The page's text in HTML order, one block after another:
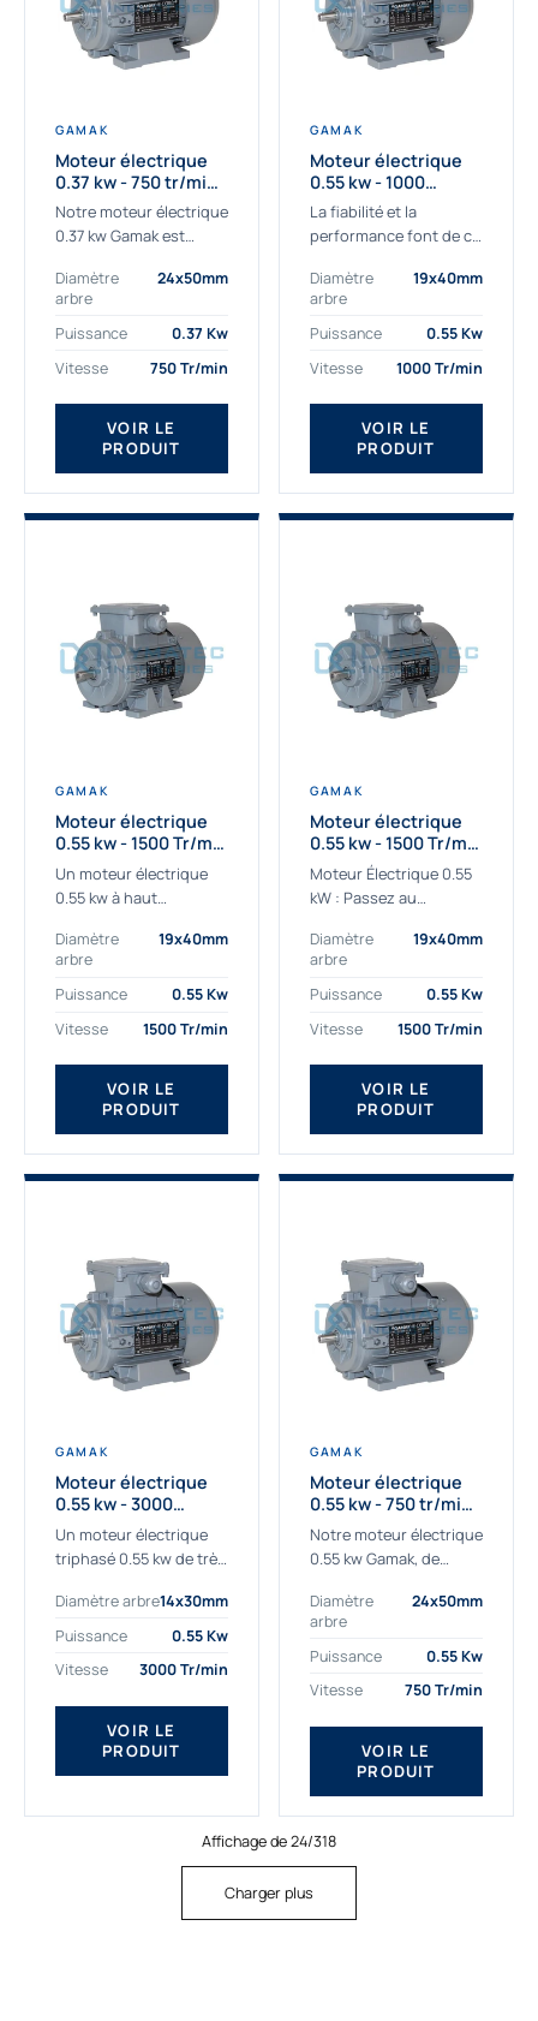
GAMAK
Moteur électrique
0.37 kw - 750 tr/min -
230/400V - IE3
Notre moteur électrique
0.37 kw Gamak est
aux applications
sévères. Nous
déterminons,
fournissons
des moteurs
asynchrones depuis de
nombreuses années....
Diamètre
arbre
24x50mm
Puissance
0.37 Kw
Vitesse
750 Tr/min
VOIR LE
PRODUIT
GAMAK
Moteur électrique
0.55 kw - 1000
Tr/min - 230/400V -
IE2
La fiabilité et la
performance font de ce
0.55kw un
indispensable de votre
production. Ce moteur
être alimenté...
Diamètre
arbre
19x40mm
Puissance
0.55 Kw
Vitesse
1000 Tr/min
VOIR LE
PRODUIT
GAMAK
Moteur électrique
0.55 kw - 1500 Tr/min
- 230/400V - IE2
Un moteur électrique
0.55 kw à haut
applications les plus
exigeantes.
Notre moteur électrique
0.55 kw de référence
AGM2EL 80 M 4a...
Diamètre
arbre
19x40mm
Puissance
0.55 Kw
Vitesse
1500 Tr/min
VOIR LE
PRODUIT
GAMAK
Moteur électrique
0.55 kw - 1500 Tr/min
- 230/400V -
Rendement IE4
Moteur Électrique 0.55
kW : Passez au
Découvrez notre
moteur électrique 0.55
kW de nouvelle
génération, conçu pour
les...
Diamètre
arbre
19x40mm
Puissance
0.55 Kw
Vitesse
1500 Tr/min
VOIR LE
PRODUIT
GAMAK
Moteur électrique
0.55 kw - 3000
Tr/min - 230/400V -
IE2
Un moteur électrique
triphasé 0.55 kw de très
vos applications les
plus exigeantes.
triphasé 0.55
kw Gamak...
Diamètre arbre14x30mm
Puissance
0.55 Kw
Vitesse
3000 Tr/min
VOIR LE
PRODUIT
GAMAK
Moteur électrique
0.55 kw - 750 tr/min -
230/400V - IE2
Notre moteur électrique
0.55 kw Gamak, de
adapté à toutes les
applications. Nous
déterminons,
fournissons
des moteurs
asynchrones depuis
Diamètre
arbre
24x50mm
Puissance
0.55 Kw
Vitesse
750 Tr/min
VOIR LE
PRODUIT
Affichage de 24/318
Charger plus